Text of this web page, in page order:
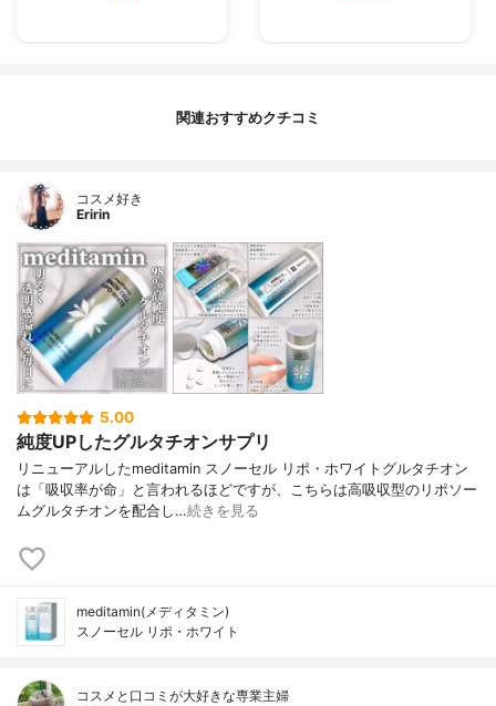
関連おすすめクチコミ
コスメ好き
Eririn
5.00
純度UPしたグルタチオンサプリ
リニューアルしたmeditamin スノーセル リポ・ホワイトグルタチオン
は「吸収率が命」と言われるほどですが、こちらは高吸収型のリポソー
ムグルタチオンを配合し…続きを見る
meditamin(メディタミン)
スノーセル リポ・ホワイト
コスメと口コミが大好きな専業主婦